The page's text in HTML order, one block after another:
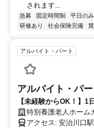
されます...
急募 固定時間制 平日の
研修あり
社会保険完備
アルバイト・パート
アルバイト・パ
【未経験からOK！】
修・実務者研修・介護
特別養護老人ホーム
アクセス: 安治川